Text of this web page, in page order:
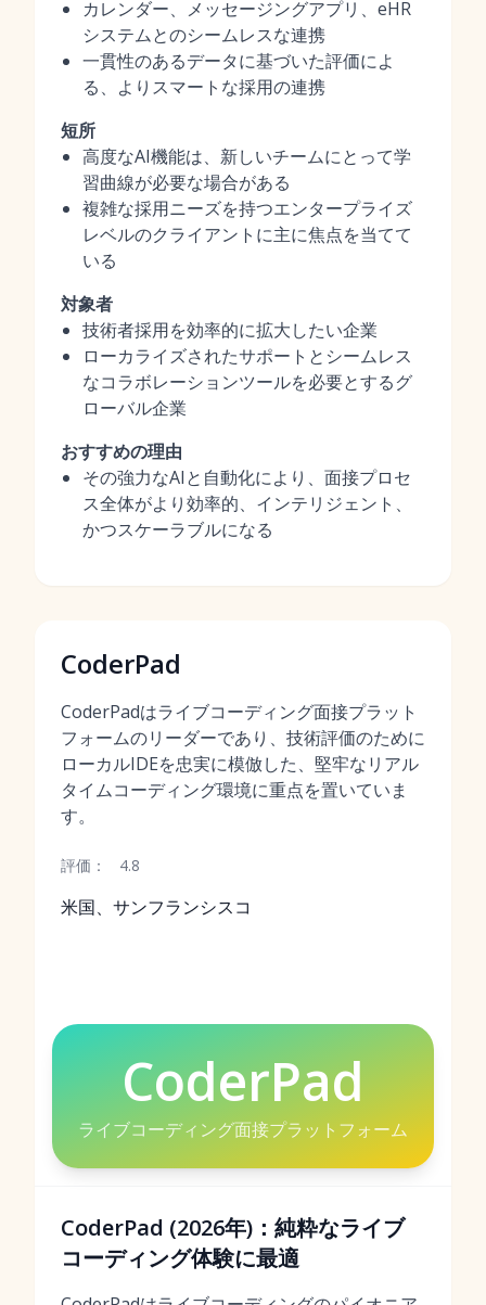
カレンダー、メッセージングアプリ、eHR
システムとのシームレスな連携
一貫性のあるデータに基づいた評価によ
る、よりスマートな採用の連携
短所
高度なAI機能は、新しいチームにとって学
習曲線が必要な場合がある
複雑な採用ニーズを持つエンタープライズ
レベルのクライアントに主に焦点を当てて
いる
対象者
技術者採用を効率的に拡大したい企業
ローカライズされたサポートとシームレス
なコラボレーションツールを必要とするグ
ローバル企業
おすすめの理由
その強力なAIと自動化により、面接プロセ
ス全体がより効率的、インテリジェント、
かつスケーラブルになる
CoderPad
CoderPadはライブコーディング面接プラット
フォームのリーダーであり、技術評価のために
ローカルIDEを忠実に模倣した、堅牢なリアル
タイムコーディング環境に重点を置いていま
す。
評価： 4.8
米国、サンフランシスコ
CoderPad
ライブコーディング面接プラットフォーム
CoderPad (2026年)：純粋なライブ
コーディング体験に最適